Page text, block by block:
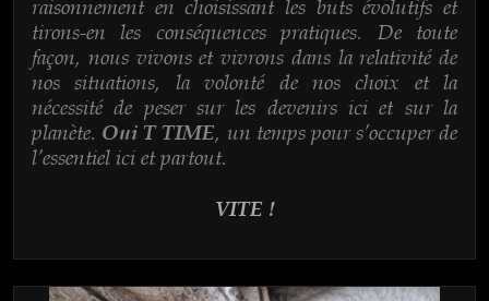
raisonnement en choisissant les buts évolutifs et
tirons-en les conséquences pratiques. De toute
façon, nous vivons et vivrons dans la relativité de
nos situations, la volonté de nos choix et la
nécessité de peser sur les devenirs ici et sur la
planète. Oui T TIME, un temps pour s’occuper de
l’essentiel ici et partout.
VITE !